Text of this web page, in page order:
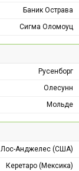
Баник Острава
Сигма Оломоуц
Русенборг
Олесунн
Мольде
Лос-Анджелес (США)
Керетаро (Мексика)